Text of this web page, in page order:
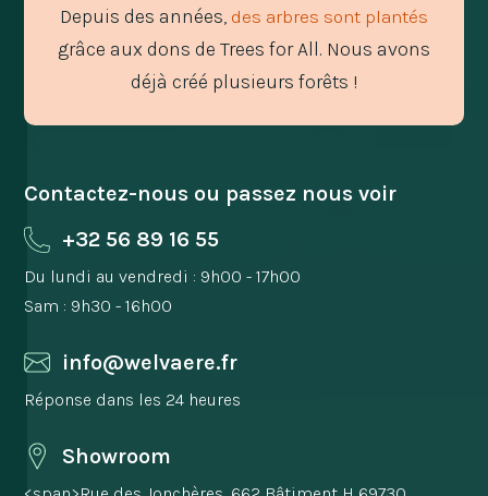
Depuis des années, des arbres sont plantés
grâce aux dons de Trees for All. Nous avons
déjà créé plusieurs forêts !
Contactez-nous ou passez nous voir
+32 56 89 16 55
Du lundi au vendredi : 9h00 - 17h00
Sam : 9h30 - 16h00
info@welvaere.fr
Réponse dans les 24 heures
Showroom